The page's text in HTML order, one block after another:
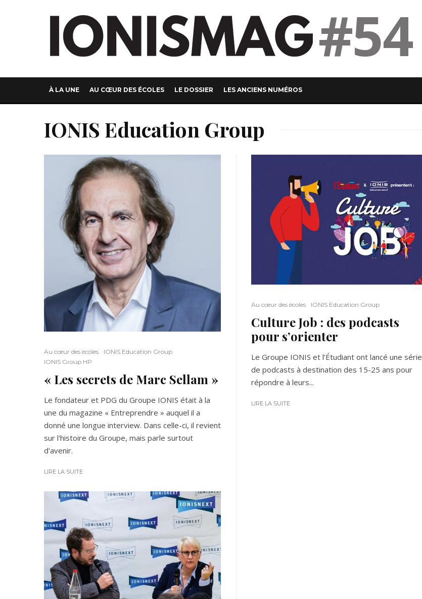
#54
À LA UNE AU CŒUR DES ÉCOLES LE DOSSIER LES ANCIENS NUMÉROS
IONIS Education Group
Au cœur des écoles
IONIS Education Group
IONIS Group HP
« Les secrets de Marc Sellam »
Le fondateur et PDG du Groupe IONIS était à la
une du magazine « Entreprendre » auquel il a
donné une longue interview. Dans celle-ci, il revient
sur l'histoire du Groupe, mais parle surtout
d'avenir.
LIRE LA SUITE
Au cœur des écoles IONIS Education Group
Culture Job : des podcasts
pour s’orienter
Le Groupe IONIS et l’Étudiant ont lancé une série
de podcasts à destination des 15-25 ans pour
répondre à leurs...
LIRE LA SUITE